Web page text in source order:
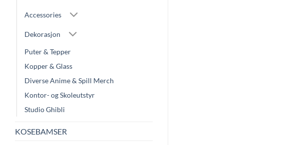
Accessories
Dekorasjon
Puter & Tepper
Kopper & Glass
Diverse Anime & Spill Merch
Kontor- og Skoleutstyr
Studio Ghibli
KOSEBAMSER